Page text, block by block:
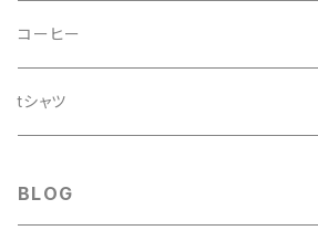
ドッグシャンプー
コーヒー
tシャツ
BLOG